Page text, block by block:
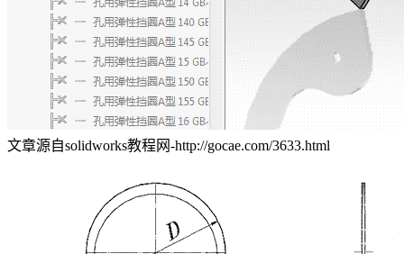
文章源自solidworks教程网-http://gocae.com/3633.html